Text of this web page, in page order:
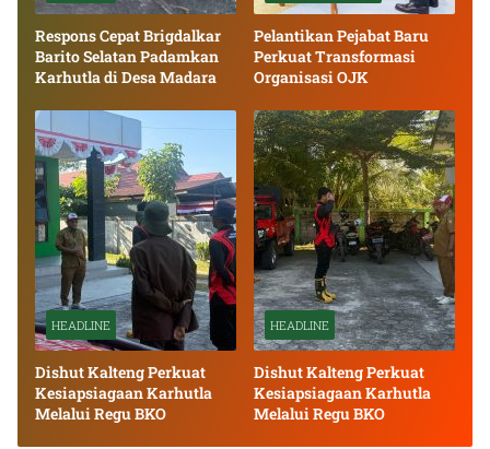
Respons Cepat Brigdalkar
Barito Selatan Padamkan
Karhutla di Desa Madara
Pelantikan Pejabat Baru
Perkuat Transformasi
Organisasi OJK
HEADLINE
Dishut Kalteng Perkuat
Kesiapsiagaan Karhutla
Melalui Regu BKO
HEADLINE
Dishut Kalteng Perkuat
Kesiapsiagaan Karhutla
Melalui Regu BKO